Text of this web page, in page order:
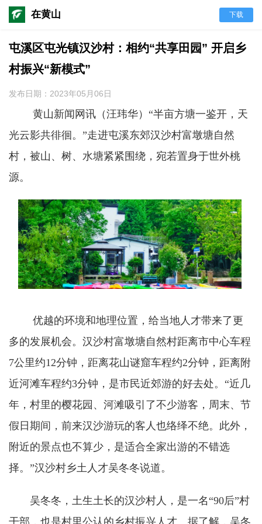
在黄山 下载
屯溪区屯光镇汉沙村：相约“共享田园” 开启乡
村振兴“新模式”
发布日期：2023年05月06日
黄山新闻网讯（汪玮华） “半亩方塘一鉴开，天
光云影共徘徊。”走进屯溪东郊汉沙村富墩塘自然
村，被山、树、水塘紧紧围绕，宛若置身于世外桃
源。
优越的环境和地理位置，给当地人才带来了更
多的发展机会。汉沙村富墩塘自然村距离市中心车程
7公里约12分钟，距离花山谜窟车程约2分钟，距离附
近河滩车程约3分钟，是市民近郊游的好去处。“近几
年，村里的樱花园、河滩吸引了不少游客，周末、节
假日期间，前来汉沙游玩的客人也络绎不绝。此外，
附近的景点也不算少，是适合全家出游的不错选
择。”汉沙村乡土人才吴冬冬说道。
吴冬冬，土生土长的汉沙村人，是一名“90后”村